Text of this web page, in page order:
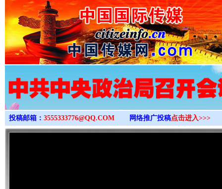
>
投稿邮箱： 3555333776@QQ.COM 网络推广投稿点击进入>>>